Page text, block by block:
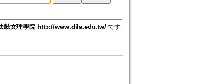
鼓文理學院 http://www.dila.edu.tw/です